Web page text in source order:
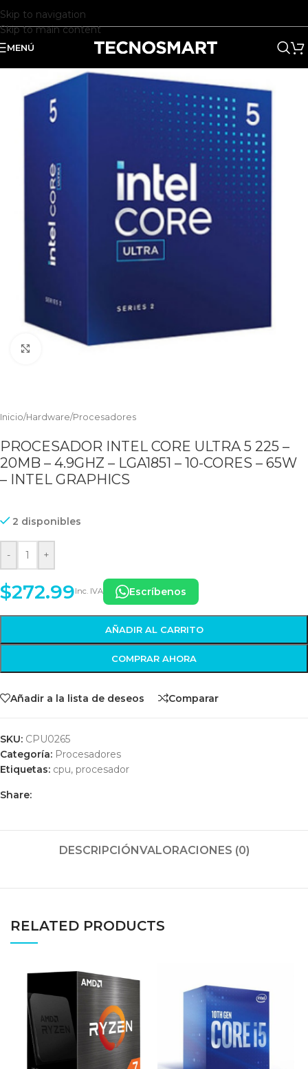
Skip to navigation
Skip to main content
MENÚ
Clic para ampliar
Inicio/Hardware/Procesadores
PROCESADOR INTEL CORE ULTRA 5 225 –
20MB – 4.9GHZ – LGA1851 – 10-CORES – 65W
– INTEL GRAPHICS
2 disponibles
- +
$272.99Inc. IVA Escríbenos
AÑADIR AL CARRITO
COMPRAR AHORA
Añadir a la lista de deseos Comparar
SKU: CPU0265
Categoría: Procesadores
Etiquetas: cpu, procesador
Share:
DESCRIPCIÓN VALORACIONES (0)
RELATED PRODUCTS